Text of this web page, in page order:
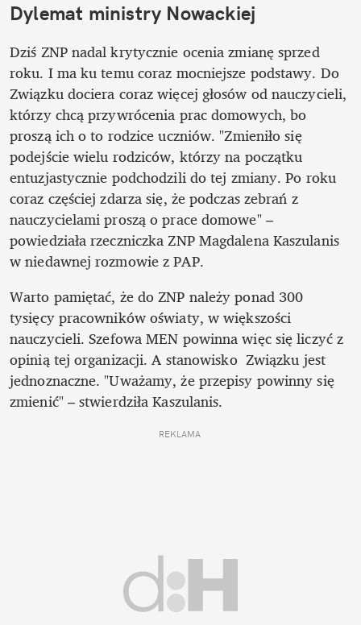
Dylemat ministry Nowackiej
Dziś ZNP nadal krytycznie ocenia zmianę sprzed
roku. I ma ku temu coraz mocniejsze podstawy. Do
Związku dociera coraz więcej głosów od nauczycieli,
którzy chcą przywrócenia prac domowych, bo
proszą ich o to rodzice uczniów. ­"Zmieniło się
podejście wielu rodziców, którzy na początku
entuzjastycznie podchodzili do tej zmiany. Po roku
coraz częściej zdarza się, że podczas zebrań z
nauczycielami proszą o prace domowe" –
powiedziała rzeczniczka ZNP Magdalena Kaszulanis
w niedawnej rozmowie z PAP.
Warto pamiętać, że do ZNP należy ponad 300
tysięcy pracowników oświaty, w większości
nauczycieli. Szefowa MEN powinna więc się liczyć z
opinią tej organizacji. A stanowisko  Związku jest
jednoznaczne. "Uważamy, że przepisy powinny się
zmienić" – stwierdziła Kaszulanis.
REKLAMA